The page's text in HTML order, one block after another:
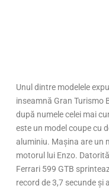
Unul dintre modelele
inseamnă Gran Turismo
după numele celei mai
este un model coupe cu
aluminiu. Mașina are un
motorul lui Enzo.
Ferrari 599 GTB
record de 3,7 secunde și